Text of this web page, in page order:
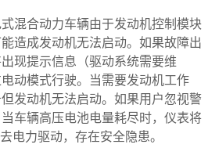
混合动力车辆由于发动机控制模块
造成发动机无法启动。如果故障出
现提示信息（驱动系统需要维
动模式行驶。当需要发动机工作
发动机无法启动。如果用户忽视警
车辆高压电池电量耗尽时，仪表将
电力驱动，存在安全隐患。